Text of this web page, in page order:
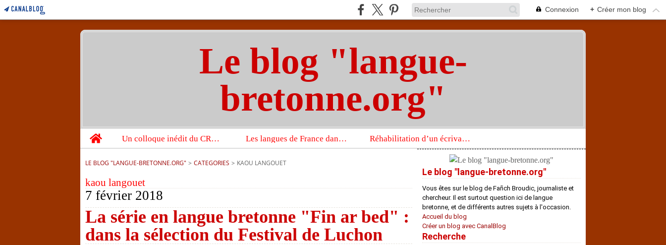
Connexion + Créer mon blog
Le blog "langue-
bretonne.org"
Home
Un colloque inédit du CRBC sur les victimes de l’année 1944 Les langues de France dans un imposant ouvrage sur la langue française que publient les Presses universitaires d’Oxford Réhabilitation d’un écrivain de langue bretonne aujourd’hui mal connu et méconnu
LE BLOG "LANGUE-BRETONNE.ORG" > CATEGORIES > KAOU LANGOUET
kaou langouet
7 février 2018
La série en langue bretonne "Fin ar bed" :
dans la sélection du Festival de Luchon
Le blog "langue-bretonne.org"
Vous êtes sur le blog de Fañch Broudic, journaliste et
chercheur. Il est surtout question ici de langue
bretonne, et de différents autres sujets à l'occasion.
Accueil du blog
Créer un blog avec CanalBlog
Recherche